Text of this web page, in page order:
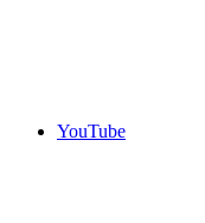
YouTube